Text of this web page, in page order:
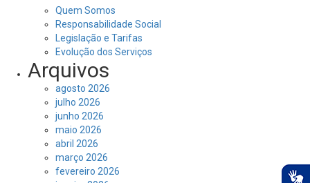
Quem Somos
Responsabilidade Social
Legislação e Tarifas
Evolução dos Serviços
Arquivos
agosto 2026
julho 2026
junho 2026
maio 2026
abril 2026
março 2026
fevereiro 2026